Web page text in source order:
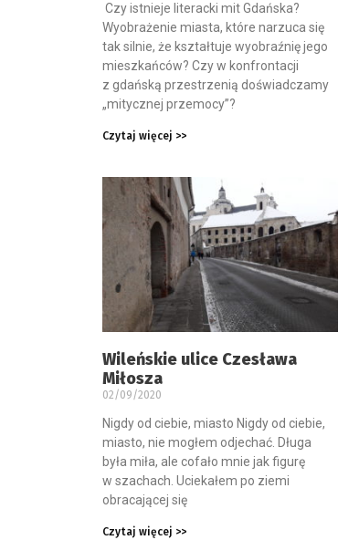
Czy istnieje literacki mit Gdańska?
Wyobrażenie miasta, które narzuca się
tak silnie, że kształtuje wyobraźnię jego
mieszkańców? Czy w konfrontacji
z gdańską przestrzenią doświadczamy
„mitycznej przemocy”?
Czytaj więcej >>
Wileńskie ulice Czesława
Miłosza
02/09/2020
Nigdy od ciebie, miasto Nigdy od ciebie,
miasto, nie mogłem odjechać. Długa
była miła, ale cofało mnie jak figurę
w szachach. Uciekałem po ziemi
obracającej się
Czytaj więcej >>